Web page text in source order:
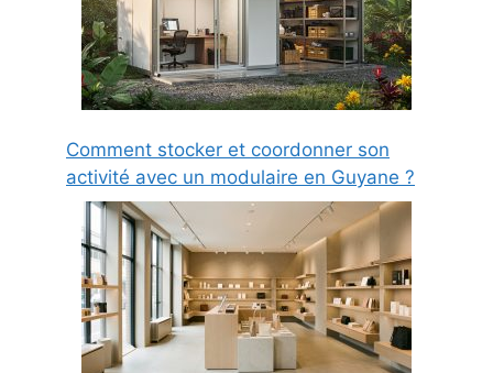
Comment stocker et coordonner son
activité avec un modulaire en Guyane ?